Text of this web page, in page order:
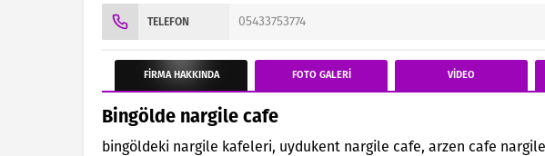
TELEFON 05433753774
FİRMAHAKKINDA FOTO GALERİ VİDEO
Bingölde nargile cafe
bingöldeki nargile kafeleri, uydukent nargile cafe, arzen cafe